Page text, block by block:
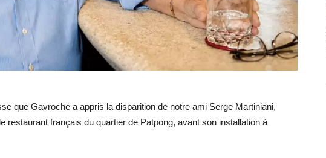
que Gavroche a appris la disparition de notre ami Serge Martiniani,
restaurant français du quartier de Patpong, avant son installation à